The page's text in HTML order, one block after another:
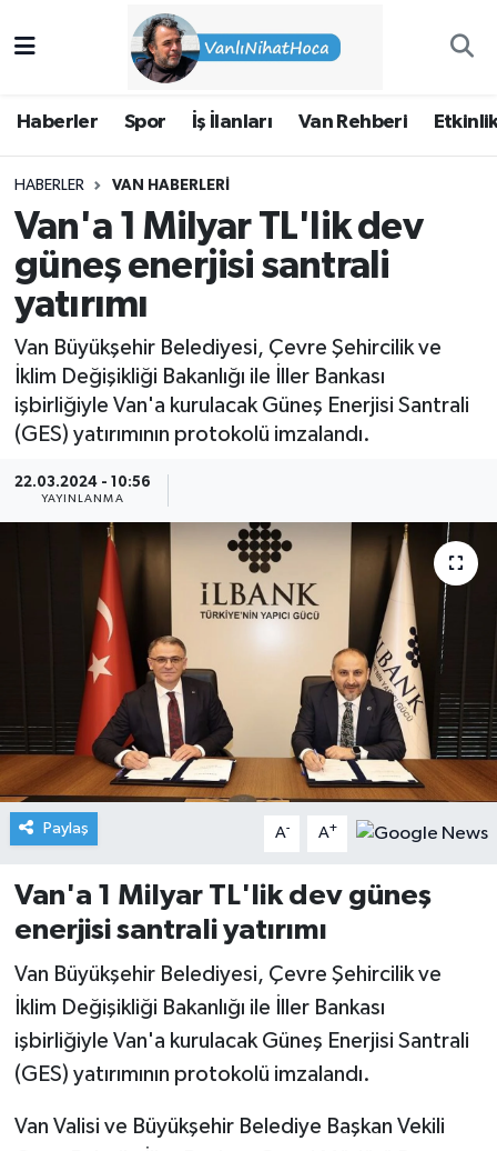
Haberler Spor İş İlanları Van Rehberi
HABERLER VAN HABERLERI
Van'a 1 Milyar TL'lik dev
güneş enerjisi santrali
yatırımı
Van Büyükşehir Belediyesi, Çevre Şehircilik ve
İklim Değişikliği Bakanlığı ile İller Bankası
işbirliğiyle Van'a kurulacak Güneş Enerjisi Santrali
(GES) yatırımının protokolü imzalandı.
22.03.2024 - 10:56
YAYINLANMA
Paylaş A- A+
Van'a 1 Milyar TL'lik dev güneş
enerjisi santrali yatırımı
Van Büyükşehir Belediyesi, Çevre Şehircilik ve
İklim Değişikliği Bakanlığı ile İller Bankası
işbirliğiyle Van'a kurulacak Güneş Enerjisi Santrali
(GES) yatırımının protokolü imzalandı.
Van Valisi ve Büyükşehir Belediye Başkan Vekili
Van Rehberi
Etkinlikler
Köşe Yazıları
Hakkımda
İpekyolu Nöbetçi Eczaneler
Süper Lig Puan Durumu ve Fikstür
Tüm Manşetler
Son Dakika Haberleri
Haber Arşivi